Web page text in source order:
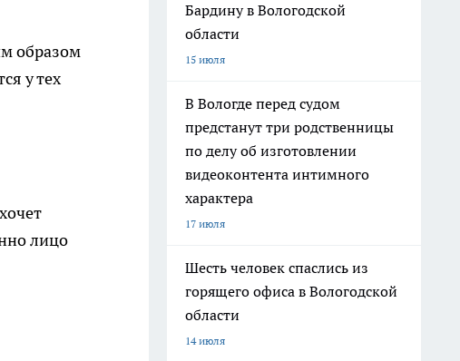
образом
у тех
лицо
Бардину в Вологодской
области
15 июля
В Вологде перед судом
предстанут три родственницы
по делу об изготовлении
видеоконтента интимного
характера
17 июля
Шесть человек спаслись из
горящего офиса в Вологодской
области
14 июля